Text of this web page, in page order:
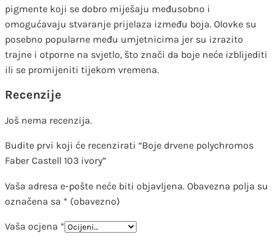
pigmente koji se dobro miješaju međusobno i
omogućavaju stvaranje prijelaza između boja. Olovke su
posebno popularne među umjetnicima jer su izrazito
trajne i otporne na svjetlo, što znači da boje neće izblijediti
ili se promijeniti tijekom vremena.
Recenzije
Još nema recenzija.
Budite prvi koji će recenzirati “Boje drvene polychromos
Faber Castell 103 ivory”
Vaša adresa e-pošte neće biti objavljena. Obavezna polja su
označena sa * (obavezno)
Vaša ocjena *